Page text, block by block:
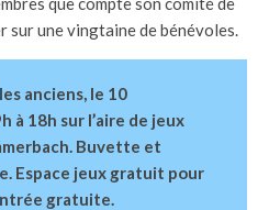
sur une vingtaine de bénévoles.
anciens, le 10
à 18h sur l’aire de jeux
Buvette et
Espace jeux gratuit pour
gratuite.